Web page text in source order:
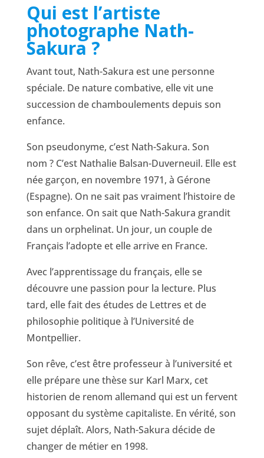
Qui est l’artiste
photographe Nath-
Sakura ?
Avant tout, Nath-Sakura est une personne
spéciale. De nature combative, elle vit une
succession de chamboulements depuis son
enfance.
Son pseudonyme, c’est Nath-Sakura. Son
nom ? C’est Nathalie Balsan-Duverneuil. Elle est
née garçon, en novembre 1971, à Gérone
(Espagne). On ne sait pas vraiment l’histoire de
son enfance. On sait que Nath-Sakura grandit
dans un orphelinat. Un jour, un couple de
Français l’adopte et elle arrive en France.
Avec l’apprentissage du français, elle se
découvre une passion pour la lecture. Plus
tard, elle fait des études de Lettres et de
philosophie politique à l’Université de
Montpellier.
Son rêve, c’est être professeur à l’université et
elle prépare une thèse sur Karl Marx, cet
historien de renom allemand qui est un fervent
opposant du système capitaliste. En vérité, son
sujet déplaît. Alors, Nath-Sakura décide de
changer de métier en 1998.